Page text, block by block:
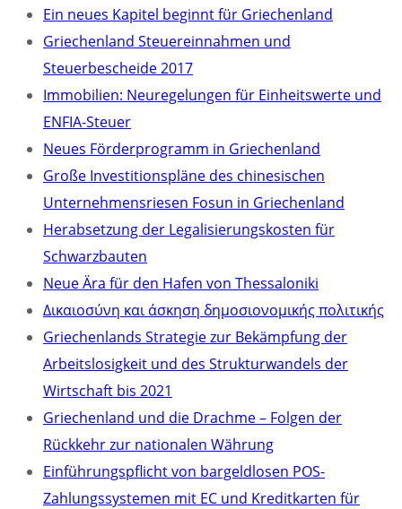
Ein neues Kapitel beginnt für Griechenland
Griechenland Steuereinnahmen und
Steuerbescheide 2017
Immobilien: Neuregelungen für Einheitswerte und
ENFIA-Steuer
Neues Förderprogramm in Griechenland
Große Investitionspläne des chinesischen
Unternehmensriesen Fosun in Griechenland
Herabsetzung der Legalisierungskosten für
Schwarzbauten
Neue Ära für den Hafen von Thessaloniki
Δικαιοσύνη και άσκηση δημοσιονομικής πολιτικής
Griechenlands Strategie zur Bekämpfung der
Arbeitslosigkeit und des Strukturwandels der
Wirtschaft bis 2021
Griechenland und die Drachme – Folgen der
Rückkehr zur nationalen Währung
Einführungspflicht von bargeldlosen POS-
Zahlungssystemen mit EC und Kreditkarten für